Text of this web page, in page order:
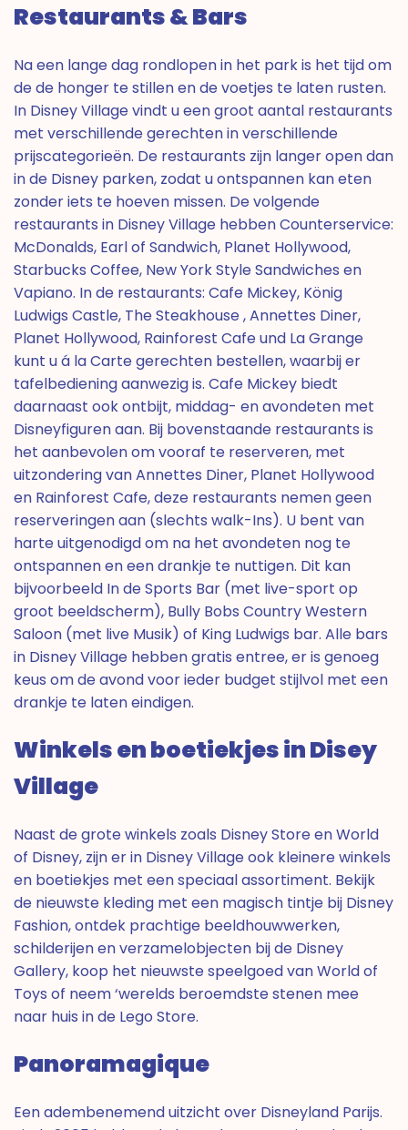
Restaurants & Bars
Na een lange dag rondlopen in het park is het tijd om
de de honger te stillen en de voetjes te laten rusten.
In Disney Village vindt u een groot aantal restaurants
met verschillende gerechten in verschillende
prijscategorieën. De restaurants zijn langer open dan
in de Disney parken, zodat u ontspannen kan eten
zonder iets te hoeven missen. De volgende
restaurants in Disney Village hebben Counterservice:
McDonalds, Earl of Sandwich, Planet Hollywood,
Starbucks Coffee, New York Style Sandwiches en
Vapiano. In de restaurants: Cafe Mickey, König
Ludwigs Castle, The Steakhouse , Annettes Diner,
Planet Hollywood, Rainforest Cafe und La Grange
kunt u á la Carte gerechten bestellen, waarbij er
tafelbediening aanwezig is. Cafe Mickey biedt
daarnaast ook ontbijt, middag- en avondeten met
Disneyfiguren aan. Bij bovenstaande restaurants is
het aanbevolen om vooraf te reserveren, met
uitzondering van Annettes Diner, Planet Hollywood
en Rainforest Cafe, deze restaurants nemen geen
reserveringen aan (slechts walk-Ins). U bent van
harte uitgenodigd om na het avondeten nog te
ontspannen en een drankje te nuttigen. Dit kan
bijvoorbeeld In de Sports Bar (met live-sport op
groot beeldscherm), Bully Bobs Country Western
Saloon (met live Musik) of King Ludwigs bar. Alle bars
in Disney Village hebben gratis entree, er is genoeg
keus om de avond voor ieder budget stijlvol met een
drankje te laten eindigen.
Winkels en boetiekjes in Disey
Village
Naast de grote winkels zoals Disney Store en World
of Disney, zijn er in Disney Village ook kleinere winkels
en boetiekjes met een speciaal assortiment. Bekijk
de nieuwste kleding met een magisch tintje bij Disney
Fashion, ontdek prachtige beeldhouwwerken,
schilderijen en verzamelobjecten bij de Disney
Gallery, koop het nieuwste speelgoed van World of
Toys of neem ‘werelds beroemdste stenen mee
naar huis in de Lego Store.
Panoramagique
Een adembenemend uitzicht over Disneyland Parijs.